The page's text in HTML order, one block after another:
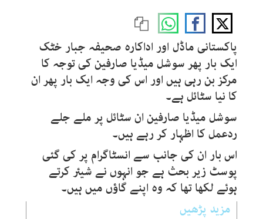
پاکستانی ماڈل اور اداکارہ صحیفہ جبار خٹک
ایک بار پھر سوشل میڈیا صارفین کی توجہ کا
مرکز بن رہی ہیں اور اس کی وجہ ایک بار پھر ان
کا نیا سٹائل ہے۔
سوشل میڈیا صارفین ان سٹائل پر ملے جلے
ردعمل کا اظہار کر رہے ہیں۔
اس بار ان کی جانب سے انسٹاگرام پر کی گئی
پوسٹ زیر بحث ہے جو انہوں نے شیئر کرتے
ہوئے لکھا تھا کہ وہ اپنے گاؤں میں ہیں۔
مزید پڑھیں